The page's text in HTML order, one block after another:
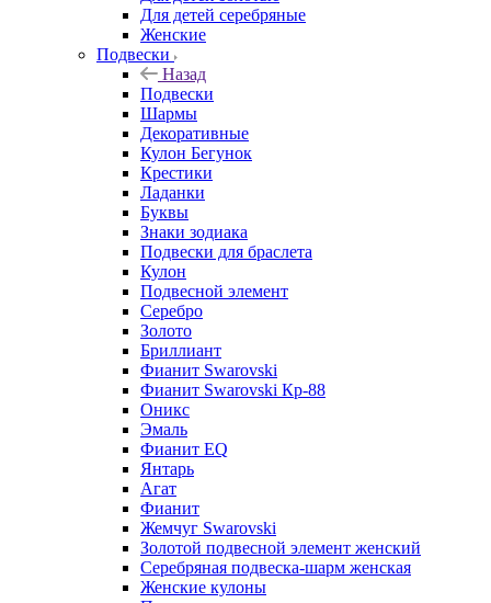
Для детей серебряные
Женские
Подвески
Назад
Подвески
Шармы
Декоративные
Кулон Бегунок
Крестики
Ладанки
Буквы
Знаки зодиака
Подвески для браслета
Кулон
Подвесной элемент
Серебро
Золото
Бриллиант
Фианит Swarovski
Фианит Swarovski Кр-88
Оникс
Эмаль
Фианит EQ
Янтарь
Агат
Фианит
Жемчуг Swarovski
Золотой подвесной элемент женcкий
Серебряная подвеска-шарм женская
Женские кулоны